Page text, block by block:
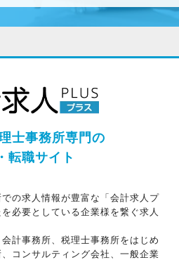
士事務所専門の
転職サイト
の求人情報が豊富な「会計求人プ
必要としている企業様を繋ぐ求人
計事務所、税理士事務所をはじめ
コンサルティング会社、一般企業